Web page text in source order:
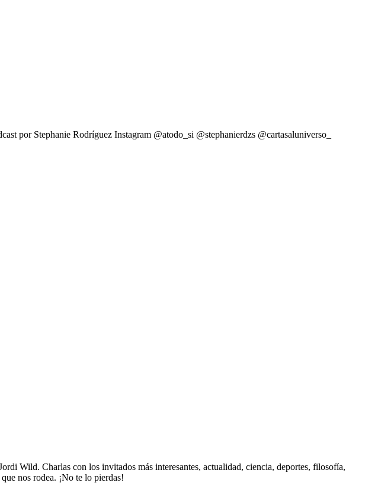
por Stephanie Rodríguez Instagram @atodo_si @stephanierdzs @cartasaluniverso_
Charlas con los invitados más interesantes, actualidad, ciencia, deportes, filosofía,
nos rodea. ¡No te lo pierdas!